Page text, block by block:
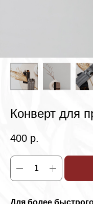
Конверт для
400 р.